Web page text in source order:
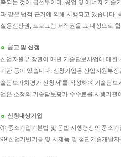
축되는 것이 급선무이며, 공업 및 에너지 기술
과 같은 법적 근거에 의해 시행되고 있습니다.
실용신안권, 프로그램 저작권을 그 대상으로
공고 및 신청
산업자원부 장관이 매년 기술답보사업에 대한
기관 등이 있습니다. 신청기업은 산업자원부
술담보가치평가 신청서"를 작성하여 기술담
업은 소정의 기술담보평가 수수료를 시행기관
신청대상기업
① 중소기업기본법 및 동법 시행령상의 중소기
99'산업기반기금 및 시제품 및 첨단기술개발